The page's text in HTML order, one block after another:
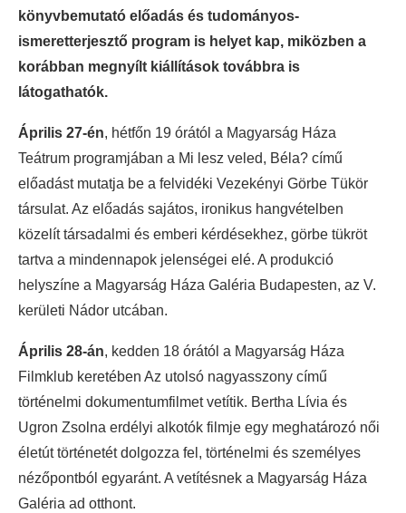
könyvbemutató előadás és tudományos-
ismeretterjesztő program is helyet kap, miközben a
korábban megnyílt kiállítások továbbra is
látogathatók.
Április 27-én, hétfőn 19 órától a Magyarság Háza
Teátrum programjában a Mi lesz veled, Béla? című
előadást mutatja be a felvidéki Vezekényi Görbe Tükör
társulat. Az előadás sajátos, ironikus hangvételben
közelít társadalmi és emberi kérdésekhez, görbe tükröt
tartva a mindennapok jelenségei elé. A produkció
helyszíne a Magyarság Háza Galéria Budapesten, az V.
kerületi Nádor utcában.
Április 28-án, kedden 18 órától a Magyarság Háza
Filmklub keretében Az utolsó nagyasszony című
történelmi dokumentumfilmet vetítik. Bertha Lívia és
Ugron Zsolna erdélyi alkotók filmje egy meghatározó női
életút történetét dolgozza fel, történelmi és személyes
nézőpontból egyaránt. A vetítésnek a Magyarság Háza
Galéria ad otthont.